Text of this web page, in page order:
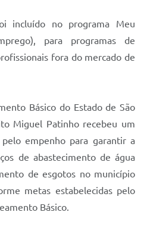
incluído no programa Meu
para programas de
fora do mercado de
Básico do Estado de São
Miguel Patinho recebeu um
empenho para garantir a
de abastecimento de água
de esgotos no município
metas estabelecidas pelo
Básico.